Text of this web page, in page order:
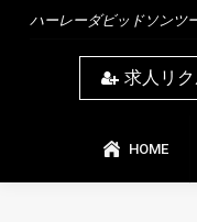
ハーレーダビッドソンツ
求人リ
HOME